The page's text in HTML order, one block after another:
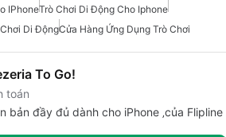
IPhoneTrò Chơi Di Động Cho Iphone
Di ĐộngCửa Hàng Ứng Dụng Trò Chơi
To Go!
toán
bản đầy đủ dành cho iPhone ‚của Flipline